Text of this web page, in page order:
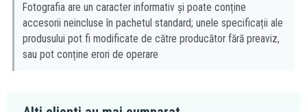
Fotografia are un caracter informativ și poate conține
accesorii neincluse în pachetul standard; unele specificații ale
produsului pot fi modificate de către producător fără preaviz,
sau pot conține erori de operare